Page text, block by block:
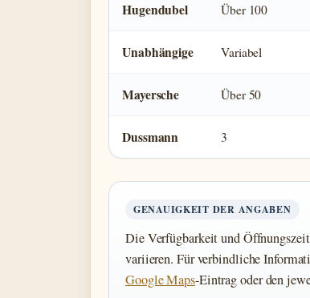
Hugendubel Über 100
Unabhängige Variabel
Mayersche Über 50
Dussmann 3
GENAUIGKEIT DER ANGABEN
Die Verfügbarkeit und
variieren. Für verbindliche
Google Maps-Eintrag oder den